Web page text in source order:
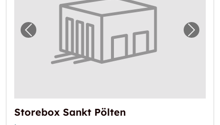
Vorheriges Bild für "Storebox Sankt Pölten"
Storebox Sankt Pölten